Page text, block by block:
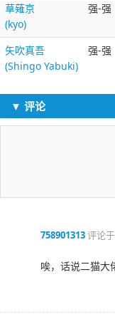
草薙京
(kyo)
强-强
矢吹真吾
(Shingo Yabuki)
强-强
▼ 评论
758901313评论于
唉，话说二猫大